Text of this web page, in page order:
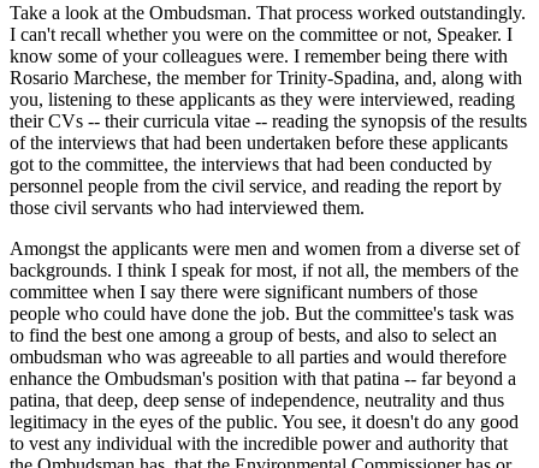
Take a look at the Ombudsman. That process worked outstandingly.
I can't recall whether you were on the committee or not, Speaker. I
know some of your colleagues were. I remember being there with
Rosario Marchese, the member for Trinity-Spadina, and, along with
you, listening to these applicants as they were interviewed, reading
their CVs -- their curricula vitae -- reading the synopsis of the results
of the interviews that had been undertaken before these applicants
got to the committee, the interviews that had been conducted by
personnel people from the civil service, and reading the report by
those civil servants who had interviewed them.
Amongst the applicants were men and women from a diverse set of
backgrounds. I think I speak for most, if not all, the members of the
committee when I say there were significant numbers of those
people who could have done the job. But the committee's task was
to find the best one among a group of bests, and also to select an
ombudsman who was agreeable to all parties and would therefore
enhance the Ombudsman's position with that patina -- far beyond a
patina, that deep, deep sense of independence, neutrality and thus
legitimacy in the eyes of the public. You see, it doesn't do any good
to vest any individual with the incredible power and authority that